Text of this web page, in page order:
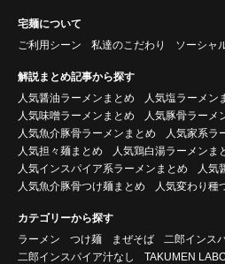
宅麺について
ご利用シーン
私達のこだわり ソーシャ
解説まとめ記事から探す
人気醤油ラーメンまとめ
人気塩ラーメン
人気味噌ラーメンまとめ
人気豚骨ラーメ
人気魚介豚骨ラーメンまとめ
人気家系ラ
人気担々麺まとめ
人気鶏白湯ラーメンま
人気インスパイア系ラーメンまとめ
人気
人気魚介豚骨つけ麺まとめ
人気変わり種
カテゴリーから探す
ラーメン
つけ麺 まぜそば
二郎インス
二郎インスパイア汁なし
TAKUMEN